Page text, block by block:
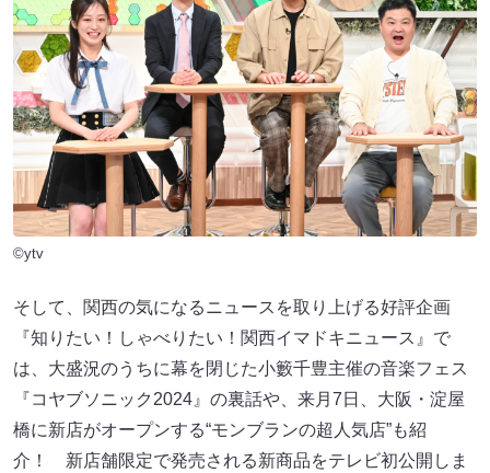
©ytv
そして、関西の気になるニュースを取り上げる好評企画
『知りたい！しゃべりたい！関西イマドキニュース』で
は、大盛況のうちに幕を閉じた小籔千豊主催の音楽フェス
『コヤブソニック2024』の裏話や、来月7日、大阪・淀屋
橋に新店がオープンする“モンブランの超人気店”も紹
介！ 新店舗限定で発売される新商品をテレビ初公開しま